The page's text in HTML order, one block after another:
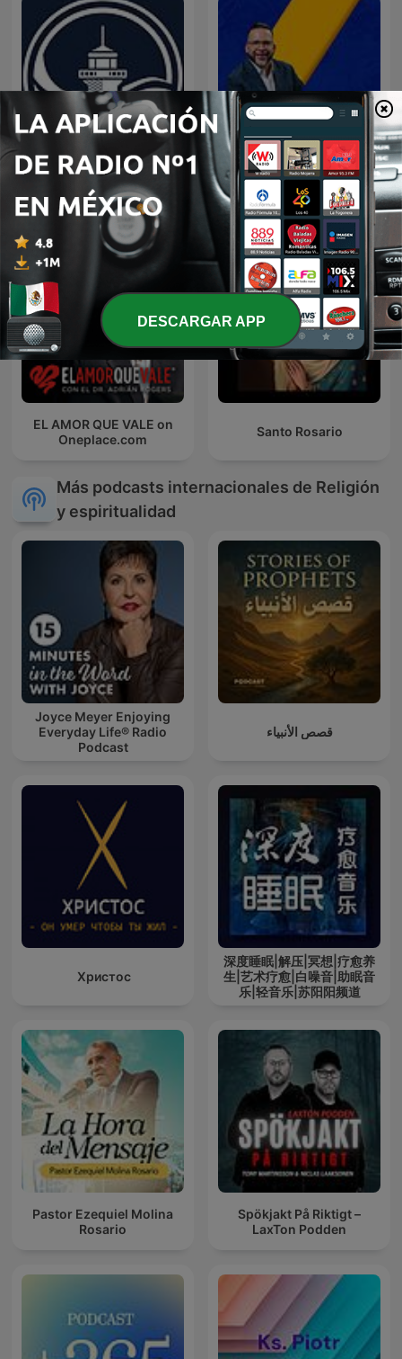
Predicaciones Cristianas LA DOSIS DIARIA ROKA
EL AMOR QUE VALE on
Oneplace.com
Santo Rosario
Más podcasts internacionales de Religión
y espiritualidad
Joyce Meyer Enjoying
Everyday Life® Radio
Podcast
قصص الأنبياء
Христос
深度睡眠|解压|冥想|疗愈养
生|艺术疗愈|白噪音|助眠音
乐|轻音乐|苏阳阳频道
Pastor Ezequiel Molina
Rosario
Spökjakt På Riktigt –
LaxTon Podden
DESCARGAR APP